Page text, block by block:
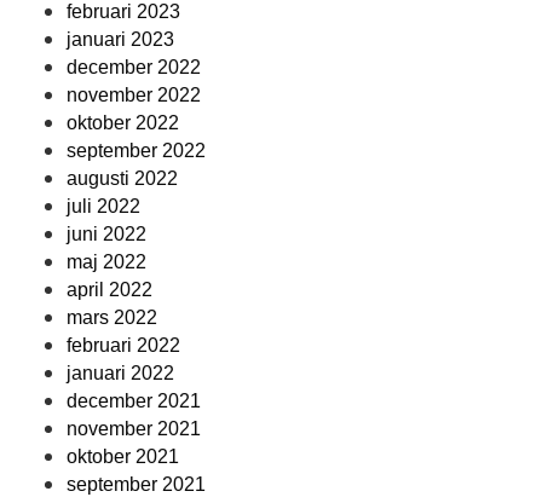
februari 2023
januari 2023
december 2022
november 2022
oktober 2022
september 2022
augusti 2022
juli 2022
juni 2022
maj 2022
april 2022
mars 2022
februari 2022
januari 2022
december 2021
november 2021
oktober 2021
september 2021